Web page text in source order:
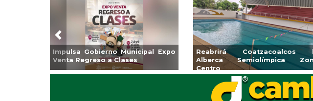
Impulsa Gobierno Municipal Expo
Venta Regreso a Clases
Reabrirá Coatzacoalcos
Alberca Semiolímpica
Centro
Previous